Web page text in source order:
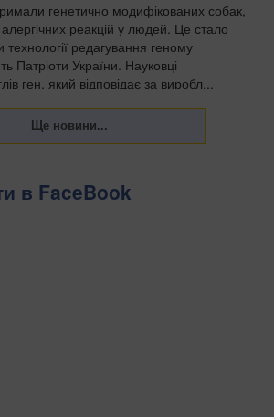
генетично модифікованих собак,
реакцій у людей. Це стало
редагування геному
Патріоти України. Науковці
ген, який відповідає за виробл...
в FaceBook